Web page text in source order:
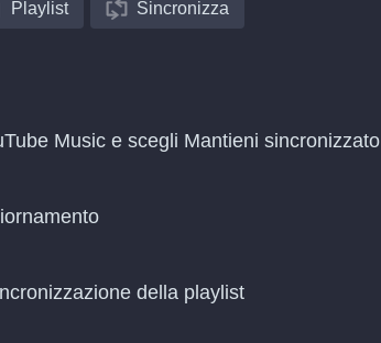
Playlist Sincronizza
Music e scegli Mantieni sincronizzato
della playlist